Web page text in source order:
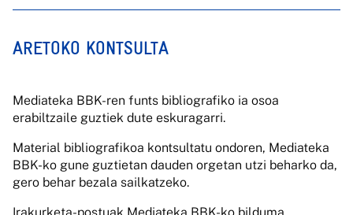
ARETOKO KONTSULTA
Mediateka BBK-ren funts bibliografiko ia osoa
erabiltzaile guztiek dute eskuragarri.
Material bibliografikoa kontsultatu ondoren, Mediateka
BBK-ko gune guztietan dauden orgetan utzi beharko da,
gero behar bezala sailkatzeko.
Irakurketa-postuak Mediateka BBK-ko bilduma